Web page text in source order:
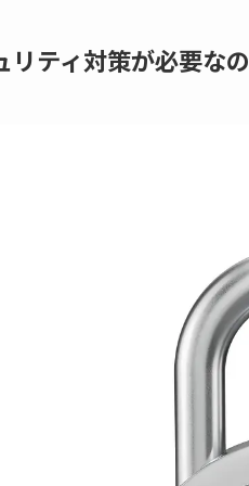
リティ対策が必要な